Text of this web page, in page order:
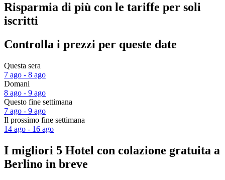
Risparmia di più con le tariffe per soli
iscritti
Controlla i prezzi per queste date
Questa sera
7 ago - 8 ago
Domani
8 ago - 9 ago
Questo fine settimana
7 ago - 9 ago
Il prossimo fine settimana
14 ago - 16 ago
I migliori 5 Hotel con colazione gratuita a
Berlino in breve